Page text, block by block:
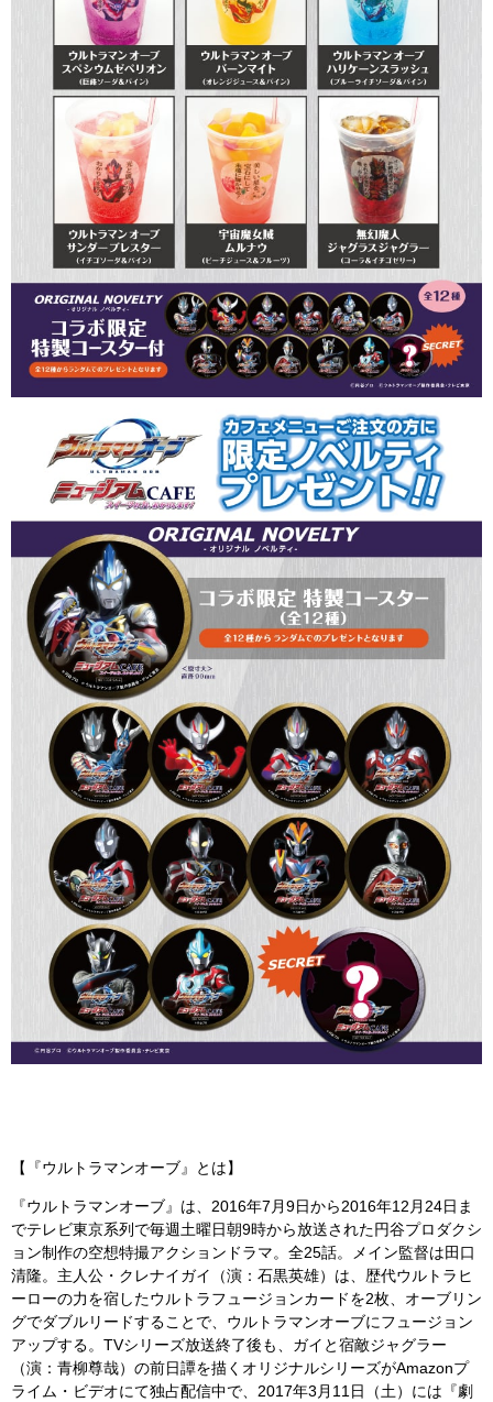
【『ウルトラマンオーブ』とは】
『ウルトラマンオーブ』は、2016年7月9日から2016年12月24日ま
でテレビ東京系列で毎週土曜日朝9時から放送された円谷プロダクシ
ョン制作の空想特撮アクションドラマ。全25話。メイン監督は田口
清隆。主人公・クレナイガイ（演：石黒英雄）は、歴代ウルトラヒ
ーローの力を宿したウルトラフュージョンカードを2枚、オーブリン
グでダブルリードすることで、ウルトラマンオーブにフュージョン
アップする。TVシリーズ放送終了後も、ガイと宿敵ジャグラー
（演：青柳尊哉）の前日譚を描くオリジナルシリーズがAmazonプ
ライム・ビデオにて独占配信中で、2017年3月11日（土）には『劇